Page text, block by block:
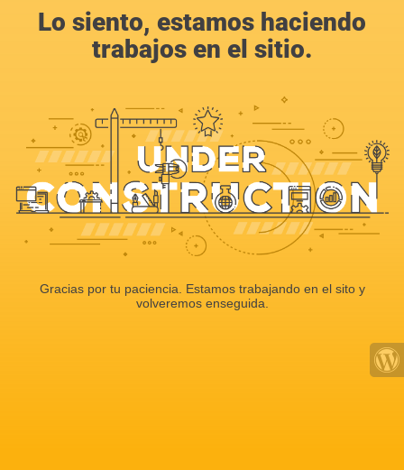
Lo siento, estamos haciendo
trabajos en el sitio.
Gracias por tu paciencia. Estamos trabajando en el sito y
volveremos enseguida.